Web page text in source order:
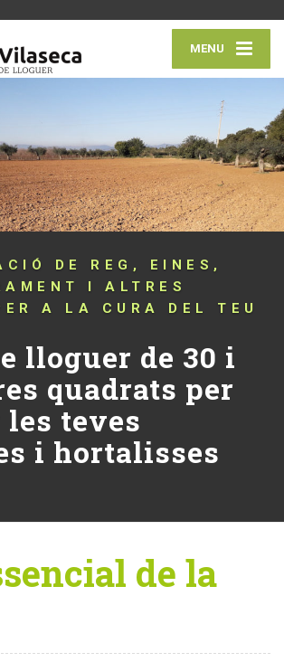
MENU
DE REG, EINES,
I ALTRES
A LA CURA DEL TEU
lloguer de 30 i
quadrats per
teves
i hortalisses
de la